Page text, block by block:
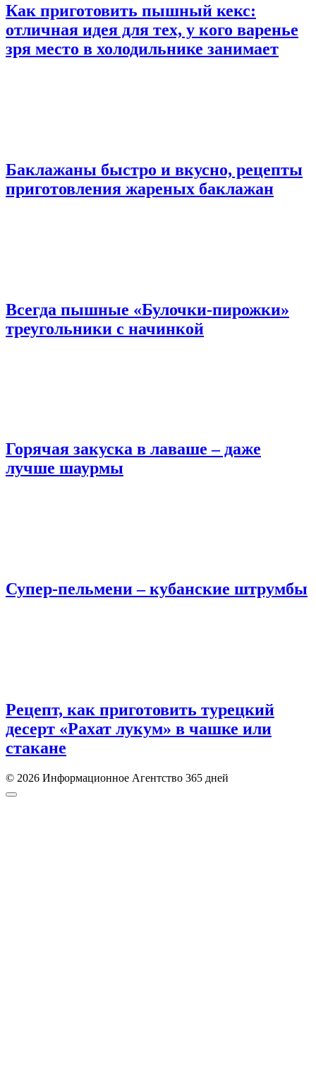
Как приготовить пышный кекс:
отличная идея для тех, у кого варенье
зря место в холодильнике занимает
Баклажаны быстро и вкусно, рецепты
приготовления жареных баклажан
Всегда пышные «Булочки-пирожки»
треугольники с начинкой
Горячая закуска в лаваше – даже
лучше шаурмы
Супер-пельмени – кубанские штрумбы
Рецепт, как приготовить турецкий
десерт «Рахат лукум» в чашке или
стакане
© 2026 Информационное Агентство 365 дней